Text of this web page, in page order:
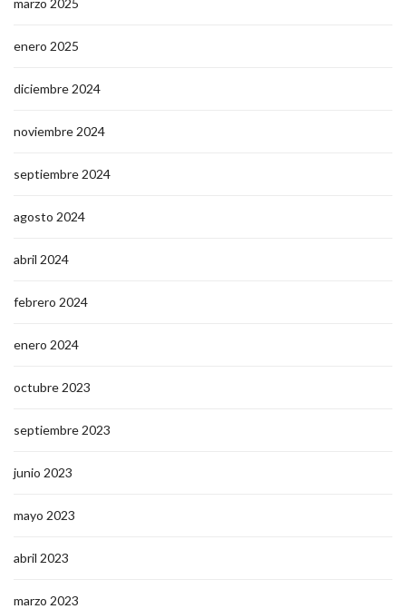
enero 2025
diciembre 2024
noviembre 2024
septiembre 2024
agosto 2024
abril 2024
febrero 2024
enero 2024
octubre 2023
septiembre 2023
junio 2023
mayo 2023
abril 2023
marzo 2023